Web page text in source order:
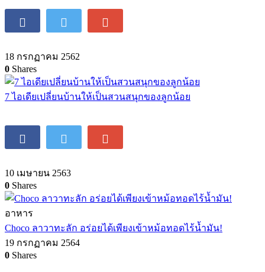
18 กรกฏาคม 2562
0 Shares
7 ไอเดียเปลี่ยนบ้านให้เป็นสวนสนุกของลูกน้อย
10 เมษายน 2563
0 Shares
อาหาร
Choco ลาวาทะลัก อร่อยได้เพียงเข้าหม้อทอดไร้น้ำมัน!
19 กรกฏาคม 2564
0 Shares